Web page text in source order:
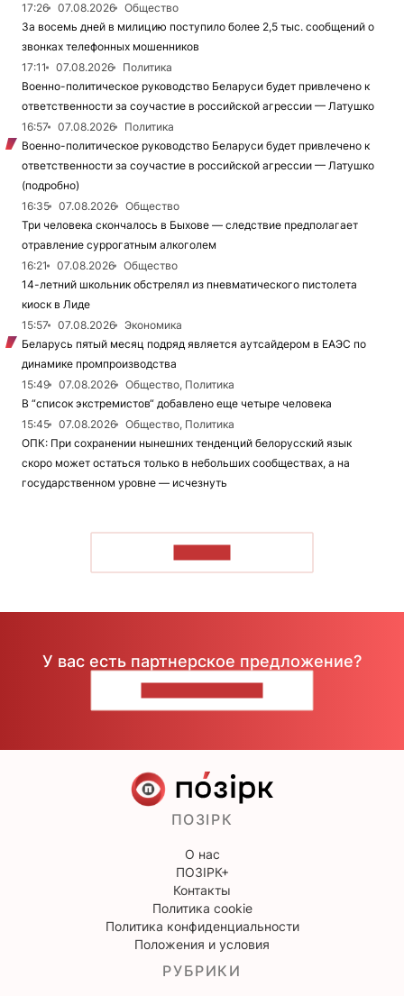
17:26
07.08.2026
Общество
За восемь дней в милицию поступило более 2,5 тыс. сообщений о
звонках телефонных мошенников
17:11
07.08.2026
Политика
Военно-политическое руководство Беларуси будет привлечено к
ответственности за соучастие в российской агрессии — Латушко
16:57
07.08.2026
Политика
Военно-политическое руководство Беларуси будет привлечено к
ответственности за соучастие в российской агрессии — Латушко
(подробно)
16:35
07.08.2026
Общество
Три человека скончалось в Быхове — следствие предполагает
отравление суррогатным алкоголем
16:21
07.08.2026
Общество
14-летний школьник обстрелял из пневматического пистолета
киоск в Лиде
15:57
07.08.2026
Экономика
Беларусь пятый месяц подряд является аутсайдером в ЕАЭС по
динамике промпроизводства
15:49
07.08.2026
Общество, Политика
В “список экстремистов“ добавлено еще четыре человека
15:45
07.08.2026
Общество, Политика
ОПК: При сохранении нынешних тенденций белорусский язык
скоро может остаться только в небольших сообществах, а на
государственном уровне — исчезнуть
У вас есть партнерское предложение?
ПОЗІРК
О нас
ПОЗІРК+
Контакты
Политика cookie
Политика конфиденциальности
Положения и условия
РУБРИКИ